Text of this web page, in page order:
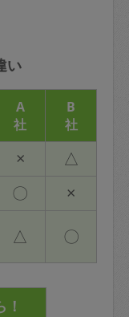
い
A
社
B
社
× △
〇 ×
△ 〇